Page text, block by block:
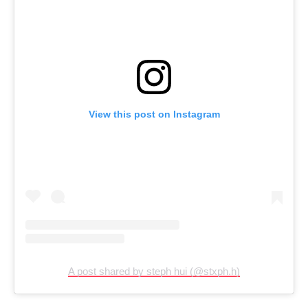
View this post on Instagram
A post shared by steph hui (@stxph.h)